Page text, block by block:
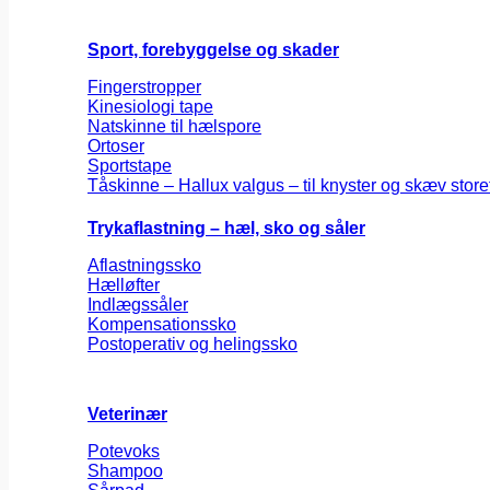
Sport, forebyggelse og skader
Fingerstropper
Kinesiologi tape
Natskinne til hælspore
Ortoser
Sportstape
Tåskinne – Hallux valgus – til knyster og skæv
Trykaflastning – hæl, sko og såler
Aflastningssko
Hælløfter
Indlægssåler
Kompensationssko
Postoperativ og helingssko
Veterinær
Potevoks
Shampoo